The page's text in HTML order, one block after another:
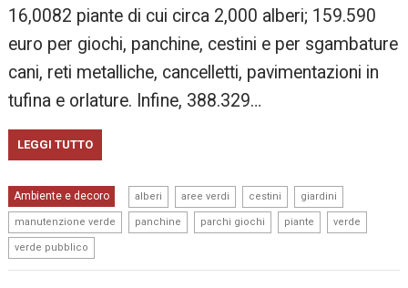
16,0082 piante di cui circa 2,000 alberi; 159.590
euro per giochi, panchine, cestini e per sgambature
cani, reti metalliche, cancelletti, pavimentazioni in
tufina e orlature. Infine, 388.329…
LEGGI TUTTO
Ambiente e decoro alberi aree verdi cestini giardini
manutenzione verde panchine parchi giochi piante verde
verde pubblico